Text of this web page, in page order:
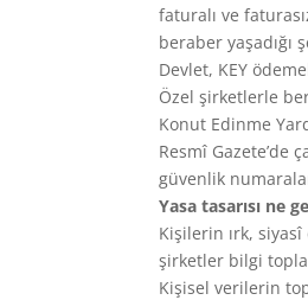
faturalı ve
beraber
Devlet, KEY
Özel şirketlerle
Konut Edinme
Resmî Gazete’de
güvenlik
Yasa tasarısı ne
Kişilerin ırk,
şirketler bilgi
Kişisel verilerin